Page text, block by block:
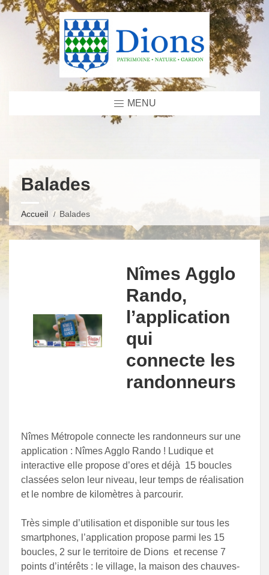
MENU
Balades
Accueil Balades
Nîmes Agglo
Rando,
l’application
qui
connecte les
randonneurs
Nîmes Métropole connecte les randonneurs sur une
application : Nîmes Agglo Rando ! Ludique et
interactive elle propose d’ores et déjà 15 boucles
classées selon leur niveau, leur temps de réalisation
et le nombre de kilomètres à parcourir.
Très simple d’utilisation et disponible sur tous les
smartphones, l’application propose parmi les 15
boucles, 2 sur le territoire de Dions et recense 7
points d’intérêts : le village, la maison des chauves-